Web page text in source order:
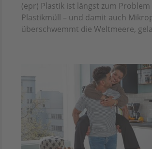
(epr) Plastik ist längst zum
Plastikmüll – und damit auch
überschwemmt die Weltmeere,